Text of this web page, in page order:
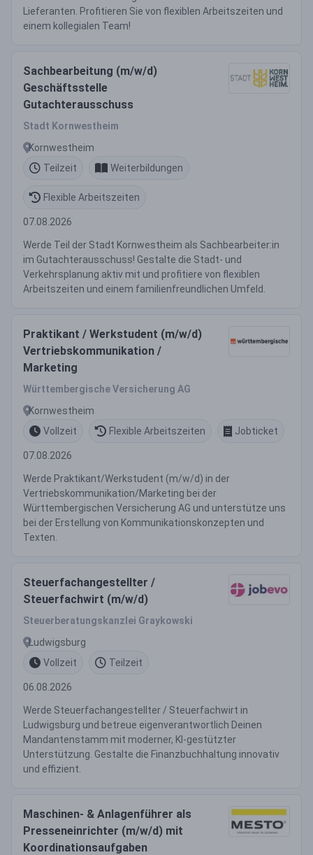
Lieferanten. Profitieren Sie von flexiblen Arbeitszeiten und
einem kollegialen Team!
Sachbearbeitung (m/w/d)
Geschäftsstelle
Gutachterausschuss
Stadt Kornwestheim
Kornwestheim
Teilzeit
Weiterbildungen
Flexible Arbeitszeiten
07.08.2026
Werde Teil der Stadt Kornwestheim als Sachbearbeiter:in
im Gutachterausschuss! Gestalte die Stadt- und
Verkehrsplanung aktiv mit und profitiere von flexiblen
Arbeitszeiten und einem familienfreundlichen Umfeld.
Praktikant / Werkstudent (m/w/d)
Vertriebskommunikation /
Marketing
Württembergische Versicherung AG
Kornwestheim
Vollzeit
Flexible Arbeitszeiten Jobticket
07.08.2026
Werde Praktikant/Werkstudent (m/w/d) in der
Vertriebskommunikation/Marketing bei der
Württembergischen Versicherung AG und unterstütze uns
bei der Erstellung von Kommunikationskonzepten und
Texten.
Steuerfachangestellter /
Steuerfachwirt (m/w/d)
Steuerberatungskanzlei Graykowski
Ludwigsburg
Vollzeit
Teilzeit
06.08.2026
Werde Steuerfachangestellter / Steuerfachwirt in
Ludwigsburg und betreue eigenverantwortlich Deinen
Mandantenstamm mit moderner, KI-gestützter
Unterstützung. Gestalte die Finanzbuchhaltung innovativ
und effizient.
Maschinen- & Anlagenführer als
Presseneinrichter (m/w/d) mit
Koordinationsaufgaben